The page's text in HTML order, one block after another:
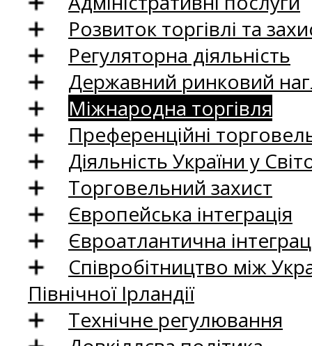
Розвиток торгівлі та
Регуляторна діяльність
Державний ринковий
Міжнародна торгівля
Преференційні
Діяльність України у
Торговельний захист
Європейська інтеграція
Євроатлантична
Співробітництво між
Північної Ірландії
Технічне регулювання